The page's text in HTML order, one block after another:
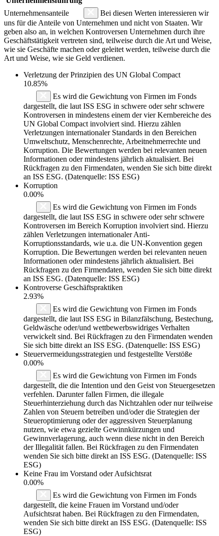
Unternehmensanteile
Bei diesen Werten interessieren wir
uns für die Anteile von Unternehmen und nicht von Staaten. Wir
geben also an, in welchen Kontroversen Unternehmen durch ihre
Geschäftstätigkeit vertreten sind, teilweise durch die Art und Weise,
wie sie Geschäfte machen oder geleitet werden, teilweise durch die
Art und Weise, wie sie Geld verdienen.
Verletzung der Prinzipien des UN Global Compact
10.85%
Es wird die Gewichtung von Firmen im Fonds
dargestellt, die laut ISS ESG in schwere oder sehr schwere
Kontroversen in mindestens einem der vier Kernbereiche des
UN Global Compact involviert sind. Hierzu zählen
Verletzungen internationaler Standards in den Bereichen
Umweltschutz, Menschenrechte, Arbeitnehmerrechte und
Korruption. Die Bewertungen werden bei relevanten neuen
Informationen oder mindestens jährlich aktualisiert. Bei
Rückfragen zu den Firmendaten, wenden Sie sich bitte direkt
an ISS ESG. (Datenquelle: ISS ESG)
Korruption
0.00%
Es wird die Gewichtung von Firmen im Fonds
dargestellt, die laut ISS ESG in schwere oder sehr schwere
Kontroversen im Bereich Korruption involviert sind. Hierzu
zählen Verletzungen internationaler Anti-
Korruptionsstandards, wie u.a. die UN-Konvention gegen
Korruption. Die Bewertungen werden bei relevanten neuen
Informationen oder mindestens jährlich aktualisiert. Bei
Rückfragen zu den Firmendaten, wenden Sie sich bitte direkt
an ISS ESG. (Datenquelle: ISS ESG)
Kontroverse Geschäftspraktiken
2.93%
Es wird die Gewichtung von Firmen im Fonds
dargestellt, die laut ISS ESG in Bilanzfälschung, Bestechung,
Geldwäsche oder/und wettbewerbswidriges Verhalten
verwickelt sind. Bei Rückfragen zu den Firmendaten wenden
Sie sich bitte direkt an ISS ESG. (Datenquelle: ISS ESG)
Steuervermeidungsstrategien und festgestellte Verstöße
0.00%
Es wird die Gewichtung von Firmen im Fonds
dargestellt, die die Intention und den Geist von Steuergesetzen
verfehlen. Darunter fallen Firmen, die illegale
Steuerhinterziehung durch das Nichtzahlen oder nur teilweise
Zahlen von Steuern betreiben und/oder die Strategien der
Steueroptimierung oder der aggressiven Steuerplanung
nutzen, wie etwa gezielte Gewinnkürzungen und
Gewinnverlagerung, auch wenn diese nicht in den Bereich
der Illegalität fallen. Bei Rückfragen zu den Firmendaten
wenden Sie sich bitte direkt an ISS ESG. (Datenquelle: ISS
ESG)
Keine Frau im Vorstand oder Aufsichtsrat
0.00%
Es wird die Gewichtung von Firmen im Fonds
dargestellt, die keine Frauen im Vorstand und/oder
Aufsichtsrat haben. Bei Rückfragen zu den Firmendaten,
wenden Sie sich bitte direkt an ISS ESG. (Datenquelle: ISS
ESG)